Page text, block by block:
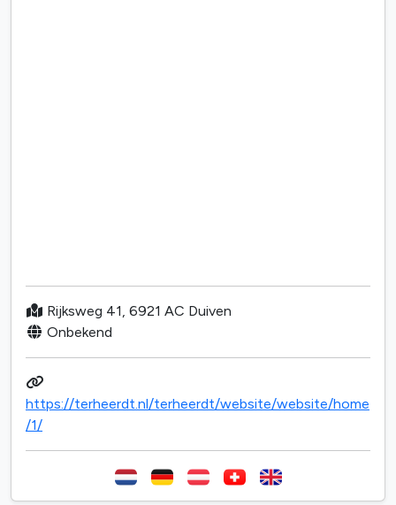
Rijksweg 41, 6921 AC Duiven
Onbekend
https://terheerdt.nl/terheerdt/website/website/home
/1/